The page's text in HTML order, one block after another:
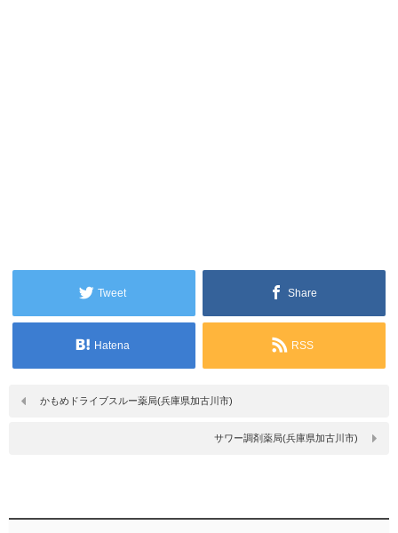
Tweet Share
Hatena RSS
かもめドライブスルー薬局(兵庫県加古川市)
サワー調剤薬局(兵庫県加古川市)